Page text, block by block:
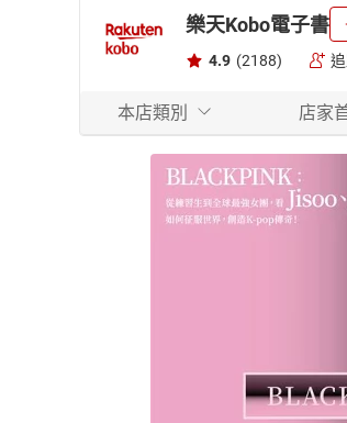
樂天Kobo電子書
4.9 (2188)
本店類別 店家